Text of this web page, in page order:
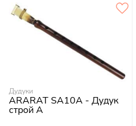
Дудуки
ARARAT SA10А - Дудук
строй A